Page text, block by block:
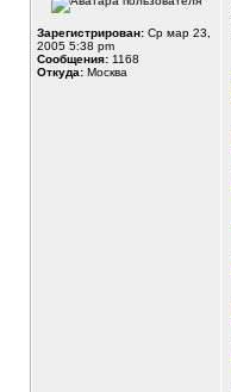
Зарегистрирован: Ср мар 23,
2005 5:38 pm
Сообщения: 1168
Откуда: Москва